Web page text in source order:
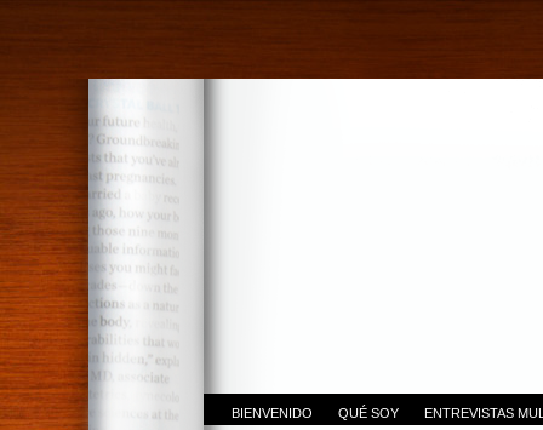
BIENVENIDO QUÉ SOY ENTREVISTAS